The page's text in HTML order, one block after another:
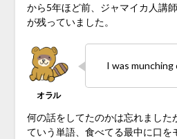
から5年ほど前、ジャマイカ人講
が残っていました。
I was
何の話をしてたのかは忘れました
ていう単語、食べてる最中に口を